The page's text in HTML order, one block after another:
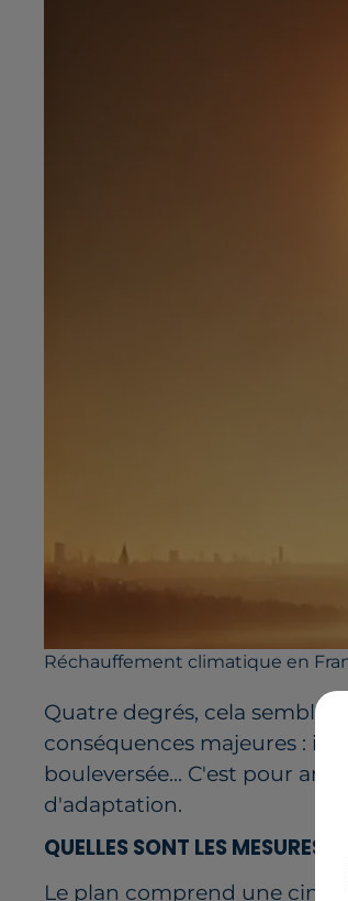
Réchauffement climatique en
Quatre degrés, cela semble
conséquences majeures :
bouleversée... C'est pour
d'adaptation.
QUELLES SONT LES MESURES
Le plan comprend une